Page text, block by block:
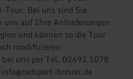
Bei uns sind Sie
auf Ihre Anforderungen
und können so die Tour
modifizieren.
uns per Tel. 02691 1078
breuer.de